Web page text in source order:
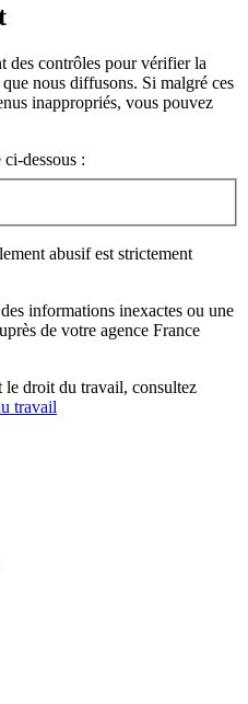
des contrôles pour vérifier la
nous diffusons. Si malgré ces
inappropriés, vous pouvez
dessous :
abusif est strictement
informations inexactes ou une
de votre agence France
le droit du travail, consultez
travail